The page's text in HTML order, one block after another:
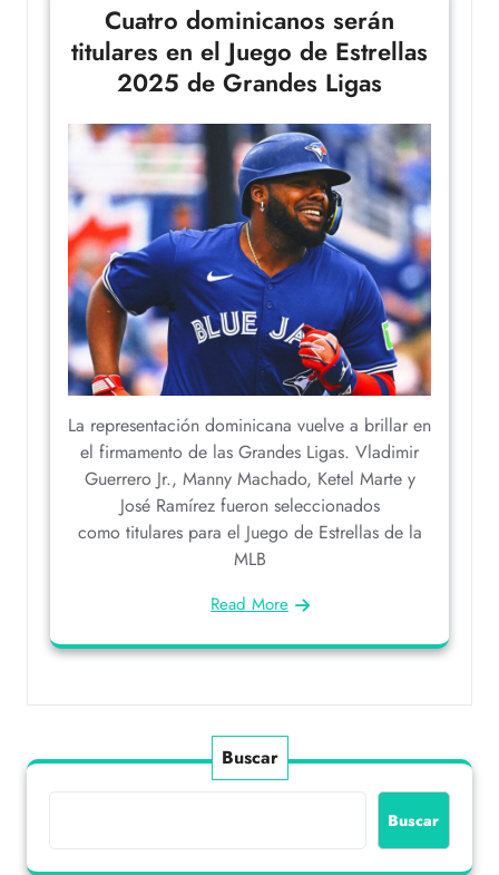
Cuatro dominicanos serán
titulares en el Juego de Estrellas
2025 de Grandes Ligas
La representación dominicana vuelve a brillar en
el firmamento de las Grandes Ligas. Vladimir
Guerrero Jr., Manny Machado, Ketel Marte y
José Ramírez fueron seleccionados
como titulares para el Juego de Estrellas de la
MLB
Read More
Buscar
Buscar